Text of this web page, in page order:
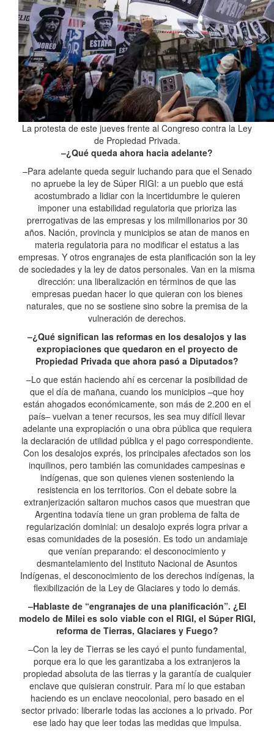
La protesta de este jueves frente al Congreso contra la Ley
de Propiedad Privada.
–¿Qué queda ahora hacia adelante?
–Para adelante queda seguir luchando para que el Senado
no apruebe la ley de Súper RIGI: a un pueblo que está
acostumbrado a lidiar con la incertidumbre le quieren
imponer una estabilidad regulatoria que prioriza las
prerrogativas de las empresas y los milmillonarios por 30
años. Nación, provincia y municipios se atan de manos en
materia regulatoria para no modificar el estatus a las
empresas. Y otros engranajes de esta planificación son la ley
de sociedades y la ley de datos personales. Van en la misma
dirección: una liberalización en términos de que las
empresas puedan hacer lo que quieran con los bienes
naturales, que no se sostiene sino sobre la premisa de la
vulneración de derechos.
–¿Qué significan las reformas en los desalojos y las
expropiaciones que quedaron en el proyecto de
Propiedad Privada que ahora pasó a Diputados?
–Lo que están haciendo ahí es cercenar la posibilidad de
que el día de mañana, cuando los municipios –que hoy
están ahogados económicamente, son más de 2.200 en el
país– vuelvan a tener recursos, les sea muy difícil llevar
adelante una expropiación o una obra pública que requiera
la declaración de utilidad pública y el pago correspondiente.
Con los desalojos exprés, los principales afectados son los
inquilinos, pero también las comunidades campesinas e
indígenas, que son quienes vienen sosteniendo la
resistencia en los territorios. Con el debate sobre la
extranjerización saltaron muchos casos que muestran que
Argentina todavía tiene un gran problema de falta de
regularización dominial: un desalojo exprés logra privar a
esas comunidades de la posesión. Es todo un andamiaje
que venían preparando: el desconocimiento y
desmantelamiento del Instituto Nacional de Asuntos
Indígenas, el desconocimiento de los derechos indígenas, la
flexibilización de la Ley de Glaciares y todo lo demás.
–Hablaste de “engranajes de una planificación”. ¿El
modelo de Milei es solo viable con el RIGI, el Súper RIGI,
reforma de Tierras, Glaciares y Fuego?
–Con la ley de Tierras se les cayó el punto fundamental,
porque era lo que les garantizaba a los extranjeros la
propiedad absoluta de las tierras y la garantía de cualquier
enclave que quisieran construir. Para mí lo que estaban
haciendo es un enclave neocolonial, pero basado en el
sector privado: liberarle todas las acciones a lo privado. Por
ese lado hay que leer todas las medidas que impulsa.